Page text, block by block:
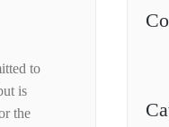
to
is
the